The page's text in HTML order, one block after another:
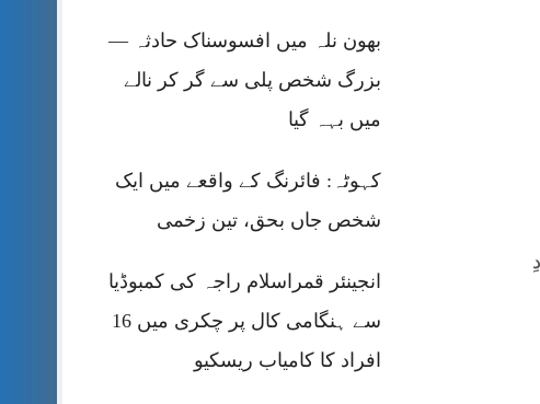
بھون نلہ میں افسوسناک حادثہ —
بزرگ شخص پلی سے گر کر نالے
میں بہہ گیا
کہوٹہ: فائرنگ کے واقعے میں ایک
شخص جاں بحق، تین زخمی
انجینئر قمراسلام راجہ کی کمبوڈیا
سے ہنگامی کال پر چکری میں 16
افراد کا کامیاب ریسکیو